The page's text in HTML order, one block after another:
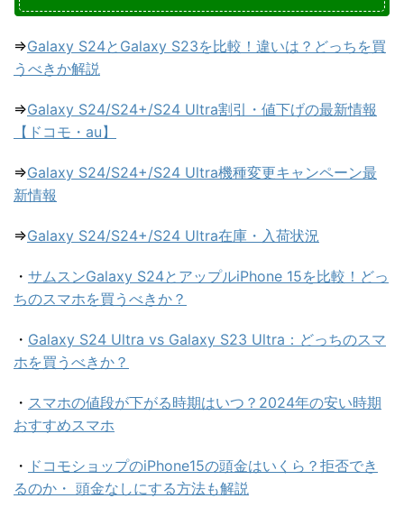
⇒Galaxy S24とGalaxy S23を比較！違いは？どっちを買
うべきか解説
⇒Galaxy S24/S24+/S24 Ultra割引・値下げの最新情報
【ドコモ・au】
⇒Galaxy S24/S24+/S24 Ultra機種変更キャンペーン最
新情報
⇒Galaxy S24/S24+/S24 Ultra在庫・入荷状況
・ サムスンGalaxy S24とアップルiPhone 15を比較！どっ
ちのスマホを買うべきか？
・ Galaxy S24 Ultra vs Galaxy S23 Ultra：どっちのスマ
ホを買うべきか？
・ スマホの値段が下がる時期はいつ？2024年の安い時期
おすすめスマホ
・ ドコモショップのiPhone15の頭金はいくら？拒否でき
るのか・ 頭金なしにする方法も解説